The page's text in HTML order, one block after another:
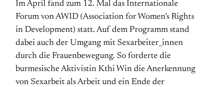
Im April fand zum 12. Mal das Internationale
Forum von AWID (Association for Women’s Rights
in Development) statt. Auf dem Programm stand
dabei auch der Umgang mit Sexarbeiter_innen
durch die Frauenbewegung. So forderte die
burmesische Aktivistin Kthi Win die Anerkennung
von Sexarbeit als Arbeit und ein Ende der